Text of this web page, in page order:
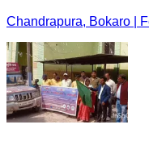
Chandrapura, Bokaro |